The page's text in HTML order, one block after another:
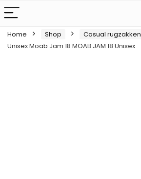
Home Shop Casual rugzakken
Unisex Moab Jam 18 MOAB JAM 18 Unisex